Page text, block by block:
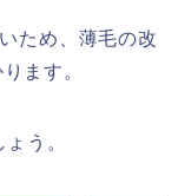
ため、薄毛の改
ます。
う。